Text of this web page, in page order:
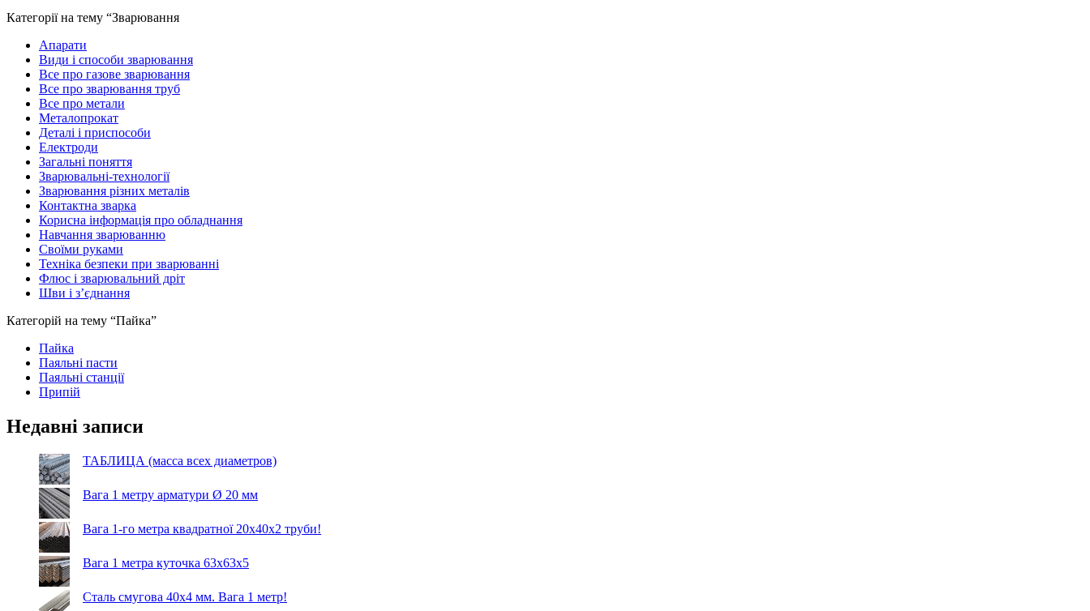
Категорії на тему “Зварювання
Апарати
Види і способи зварювання
Все про газове зварювання
Все про зварювання труб
Все про метали
Металопрокат
Деталі і приспособи
Електроди
Загальні поняття
Зварювальні-технології
Зварювання різних металів
Контактна зварка
Корисна інформація про обладнання
Навчання зварюванню
Своїми руками
Техніка безпеки при зварюванні
Флюс і зварювальний дріт
Шви і з’єднання
Категорій на тему “Пайка”
Пайка
Паяльні пасти
Паяльні станції
Припій
Недавні записи
ТАБЛИЦА (масса всех диаметров)
Вага 1 метру арматури Ø 20 мм
Вага 1-го метра квадратної 20х40х2 труби!
Вага 1 метра куточка 63х63х5
Сталь смугова 40х4 мм. Вага 1 метр!